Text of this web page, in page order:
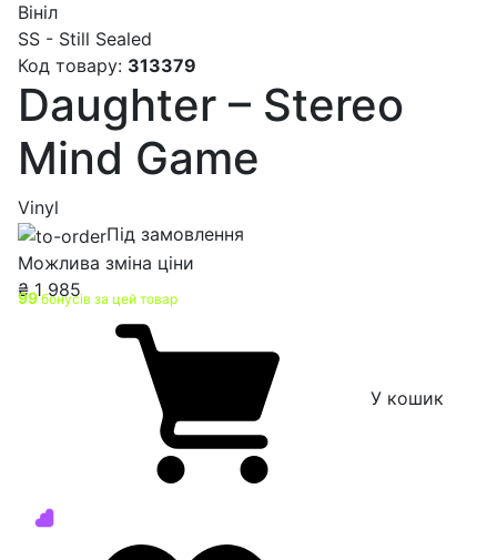
Вініл
SS - Still Sealed
Код товару: 313379
Daughter – Stereo
Mind Game
Vinyl
Під замовлення
Можлива зміна ціни
₴1 985
99бонусів за цей товар
У кошик